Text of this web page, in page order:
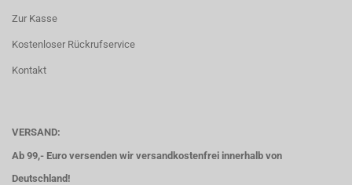
Zur Kasse
Kostenloser Rückrufservice
Kontakt
VERSAND:
Ab 99,- Euro versenden wir versandkostenfrei innerhalb von
Deutschland!